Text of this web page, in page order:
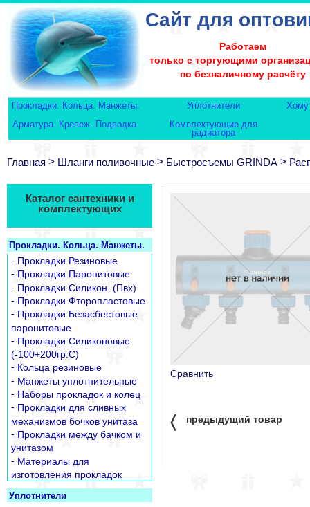
Сайт для
Работаем
только с торгующими
по безналичному расчёту
Прокладки. Кольца. Манжеты. Уплотнители
Арматура. Крепеж. Подводка.
Комплектующие для
радиатора
Главная > Шланги поливочные > Быстросъемы GRINDA >
Сравнить
〈 предыдущий товар
Каталог сантехники и
комплектующих
Прокладки. Кольца. Манжеты.
- Прокладки Резиновые
- Прокладки Паронитовые
- Прокладки Силикон. (Пвх)
- Прокладки Фторопластовые
- Прокладки Безасбестовые
паронитовые
- Прокладки Силиконовые
(-100+200гр.С)
- Кольца резиновые
- Манжеты уплотнительные
- Наборы прокладок и колец
- Прокладки для сливных
механизмов бочков унитаза
- Прокладки между бачком и
унитазом
- Материалы для
изготовления прокладок
Уплотнители